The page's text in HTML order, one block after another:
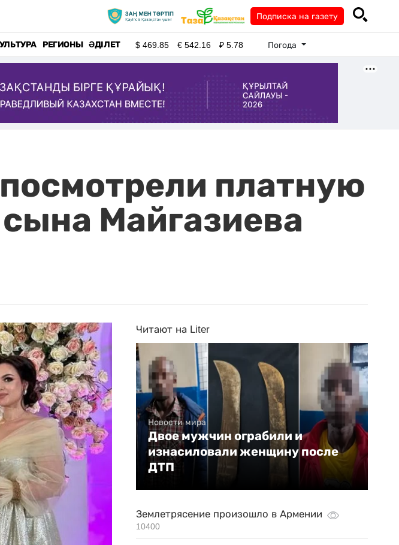
Подписка на газету
РЕГИОНЫ ӘДІЛЕТ $469.85 €542.16 ₽5.78 Погода
платную
Майгазиева
Читают на Liter
Новости мира
Двое мужчин ограбили и
изнасиловали женщину после
ДТП
Землетрясение произошло в Армении
10400